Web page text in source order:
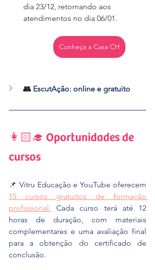
dia 23/12, retornando aos
atendimentos no dia 06/01.
Conheça a Casa CH
👥 EscutAção: online e gratuito
👩🏻‍🎓 Oportunidades de
cursos
📌
15 cursos gratuitos de formação
profissional. Cada curso terá até 12
horas de duração, com materiais
complementares e uma avaliação final
para a obtenção do certificado de
conclusão.